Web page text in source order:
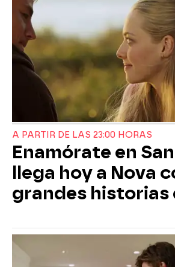
A PARTIR DE LAS 23:00 HORAS
Enamórate en
llega hoy a Nova
grandes historias